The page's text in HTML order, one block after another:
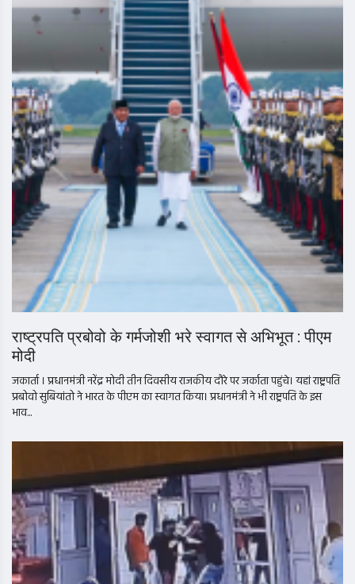
राष्ट्रपति प्रबोवो के गर्मजोशी भरे स्वागत से अभिभूत : पीएम
मोदी
जकार्ता । प्रधानमंत्री नरेंद्र मोदी तीन दिवसीय राजकीय दौरे पर जर्काता पहुंचे। यहां राष्ट्रपति
प्रबोवो सुबियांतो ने भारत के पीएम का स्वागत किया। प्रधानमंत्री ने भी राष्ट्रपति के इस
भाव...